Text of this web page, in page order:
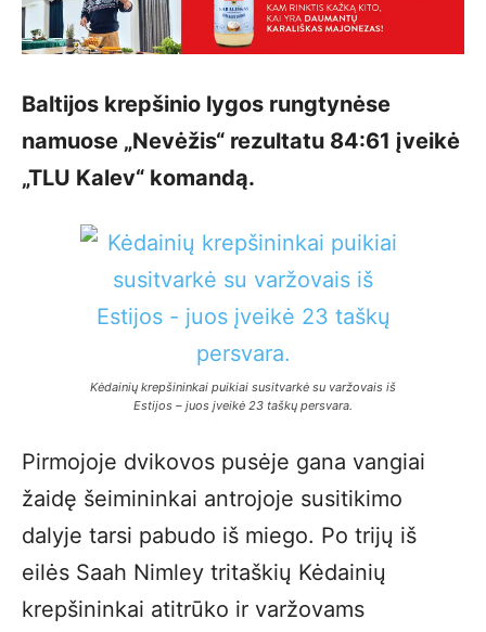
Baltijos krepšinio lygos rungtynėse
namuose „Nevėžis“ rezultatu 84:61 įveikė
„TLU Kalev“ komandą.
Kėdainių krepšininkai puikiai susitvarkė su varžovais iš
Estijos – juos įveikė 23 taškų persvara.
Pirmojoje dvikovos pusėje gana vangiai
žaidę šeimininkai antrojoje susitikimo
dalyje tarsi pabudo iš miego. Po trijų iš
eilės Saah Nimley tritaškių Kėdainių
krepšininkai atitrūko ir varžovams